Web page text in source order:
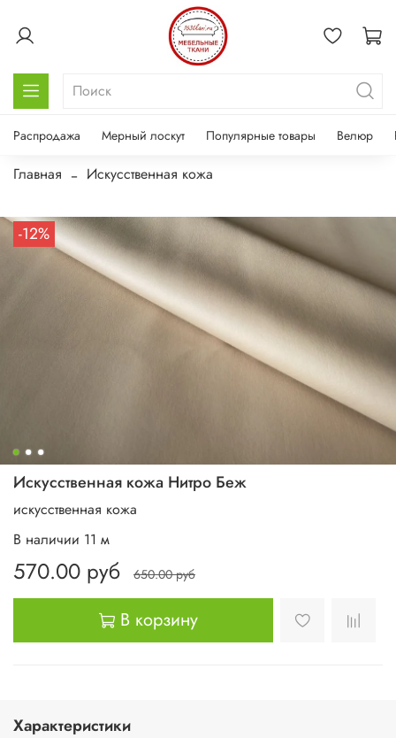
Распродажа Мерный лоскут Популярные товары Велюр
Главная Искусственная кожа
-12%
Искусственная кожа Нитро Беж
искусственная кожа
В наличии 11 м
570.00 руб 650.00 руб
В корзину
Характеристики